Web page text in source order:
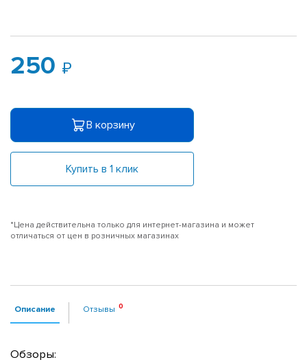
250
В корзину
Купить в 1 клик
*Цена действительна только для интернет-магазина и может
отличаться от цен в розничных магазинах
Описание Отзывы
Обзоры: